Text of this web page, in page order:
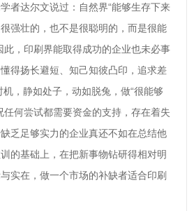
达尔文说过：自然界“能够生存下来
强壮的，也不是很聪明的，而是很能
此，印刷界能取得成功的企业也未必事
得扬长避短、知己知彼凸印，追求差
，静如处子，动如脱兔，做“很能够
任何尝试都需要资金的支持，存在着失
乏足够实力的企业真还不如在总结他
的基础上，在把新事物钻研得相对明
实在，做一个市场的补缺者适合印刷